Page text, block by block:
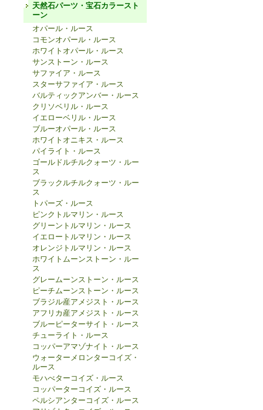
天然石パーツ・宝石カラースト
ーン
オパール・ルース
コモンオパール・ルース
ホワイトオパール・ルース
サンストーン・ルース
サファイア・ルース
スターサファイア・ルース
バルティックアンバー・ルース
クリソベリル・ルース
イエローベリル・ルース
ブルーオパール・ルース
ホワイトオニキス・ルース
パイライト・ルース
ゴールドルチルクォーツ・ルー
ス
ブラックルチルクォーツ・ルー
ス
トパーズ・ルース
ピンクトルマリン・ルース
グリーントルマリン・ルース
イエロートルマリン・ルース
オレンジトルマリン・ルース
ホワイトムーンストーン・ルー
ス
グレームーンストーン・ルース
ピーチムーンストーン・ルース
ブラジル産アメジスト・ルース
アフリカ産アメジスト・ルース
ブルーピーターサイト・ルース
チューライト・ルース
コッパーアマゾナイト・ルース
ウォーターメロンターコイズ・
ルース
モハべターコイズ・ルース
コッパーターコイズ・ルース
ペルシアンターコイズ・ルース